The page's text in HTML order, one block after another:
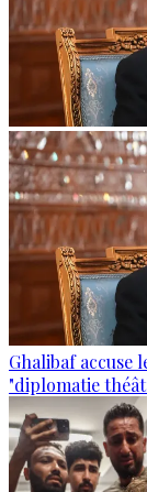
Ghalibaf accuse
"diplomatie